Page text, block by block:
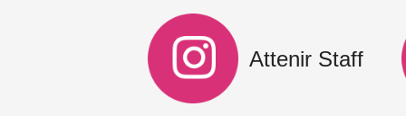
Attenir Staff